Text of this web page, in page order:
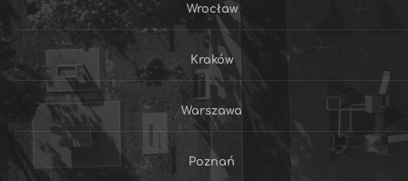
Wrocław
Kraków
Warszawa
Poznań